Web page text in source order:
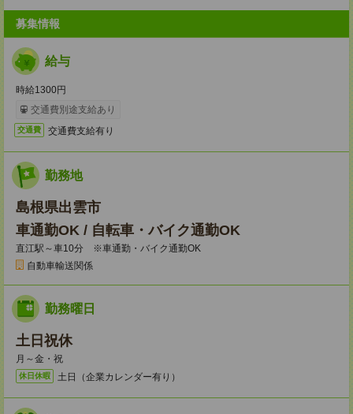
募集情報
給与
時給1300円
交通費別途支給あり
交通費 交通費支給有り
勤務地
島根県出雲市
車通勤OK / 自転車・バイク通勤OK
直江駅～車10分 ※車通勤・バイク通勤OK
自動車輸送関係
勤務曜日
土日祝休
月～金・祝
休日休暇 土日（企業カレンダー有り）